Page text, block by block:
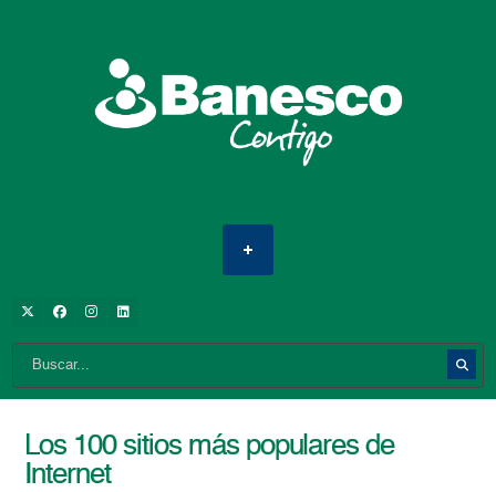
Los 100 sitios más populares de
Internet